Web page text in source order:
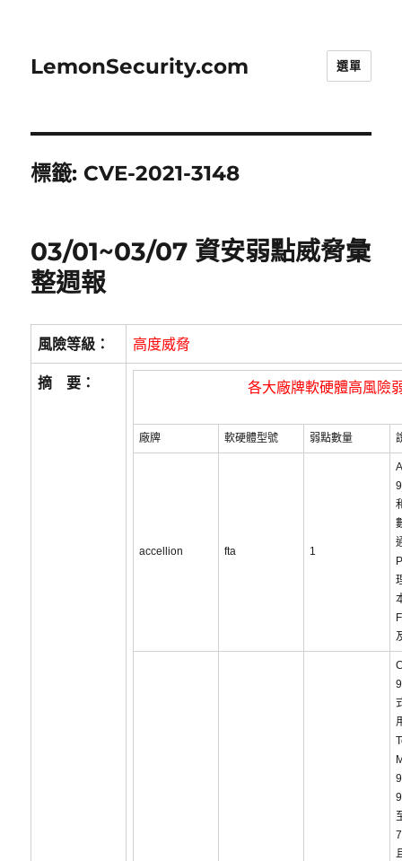
LemonSecurity.com 選單
標籤: CVE-2021-3148
03/01~03/07 資安弱點威脅彙
整週報
風險等級： 高度威脅
摘 要： 各大廠牌軟硬體高風險
廠牌 軟硬體型號 弱點數量
accellion fta 1